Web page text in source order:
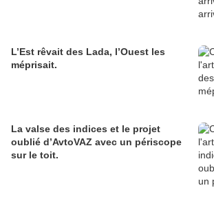
L’Est rêvait des Lada, l’Ouest les
méprisait.
La valse des indices et le projet
oublié d’AvtoVAZ avec un périscope
sur le toit.